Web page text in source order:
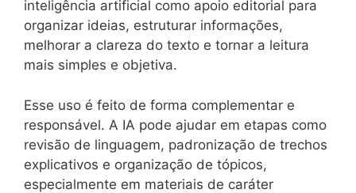
inteligência artificial como apoio editorial para
organizar ideias, estruturar informações,
melhorar a clareza do texto e tornar a leitura
mais simples e objetiva.
Esse uso é feito de forma complementar e
responsável. A IA pode ajudar em etapas como
revisão de linguagem, padronização de trechos
explicativos e organização de tópicos,
especialmente em materiais de caráter